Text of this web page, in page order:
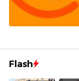
Flash